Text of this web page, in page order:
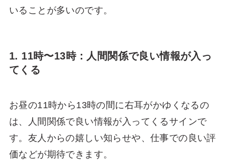
いることが多いのです。
1. 11時〜13時：人間関係で良い情報が入っ
てくる
お昼の11時から13時の間に右耳がかゆくなるの
は、人間関係で良い情報が入ってくるサインで
す。友人からの嬉しい知らせや、仕事での良い評
価などが期待できます。